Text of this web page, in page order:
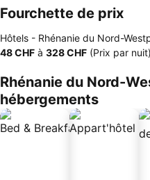
Fourchette de prix
Hôtels - Rhénanie du Nord-
‎48 CHF à ‎328 CHF (Prix par nuit)
Rhénanie du Nord-
hébergements